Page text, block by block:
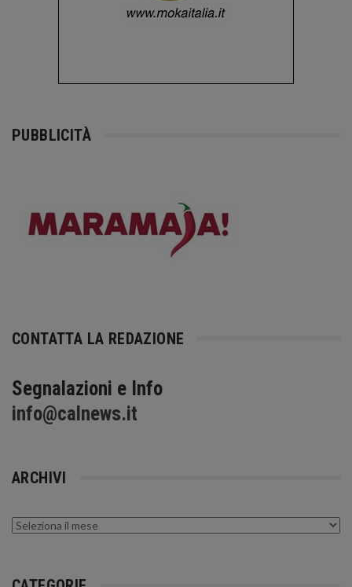
PUBBLICITÀ
CONTATTA LA REDAZIONE
Segnalazioni e Info
info@calnews.it
ARCHIVI
Archivi